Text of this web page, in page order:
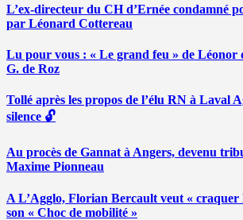
L’ex-directeur du CH d’Ernée condamné
par Léonard Cottereau
Lu pour vous : « Le grand feu » de Léonor
G. de Roz
Tollé après les propos de l’élu RN à Laval
silence 🔓
Au procès de Gannat à Angers, devenu
Maxime Pionneau
A L’Agglo, Florian Bercault veut « craquer
son « Choc de mobilité »